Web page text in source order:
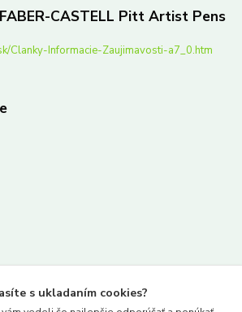
CASTELL Pitt Artist Pens
Clanky-Informacie-Zaujimavosti-a7_0.htm
s ukladaním cookies?